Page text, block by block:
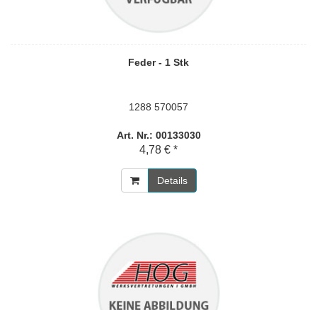
Feder - 1 Stk
1288 570057
Art. Nr.: 00133030
4,78 € *
Details